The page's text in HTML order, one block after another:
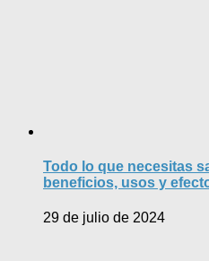
Todo lo que necesitas
beneficios, usos y
29 de julio de 2024